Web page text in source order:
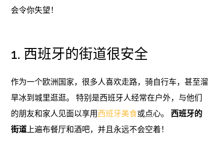
会令你失望！
1. 西班牙的街道很安全
作为一个欧洲国家，很多人喜欢走路，骑自行车，甚至溜
旱冰到城里逛逛。 特别是西班牙人经常在户外，与他们
的朋友和家人见面以享用 西班牙美食或点心。
西班牙的
街道上遍布餐厅和酒吧，并且永远不会空着！